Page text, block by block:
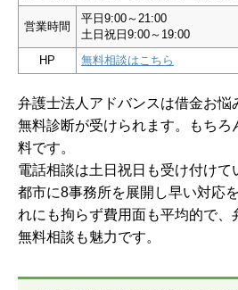
営業時間
平日9:00～21:00
土日祝日9:00～19:00
HP
無料相談はこちら
弁護士法人アドバンスは借金お悩
無料診断が受けられます。もちろ
料です。
電話相談は土日祝日も受け付けて
都市に8事務所を展開し早い対応
れにも拘らず費用面も平均的で、
無料相談も魅力です。